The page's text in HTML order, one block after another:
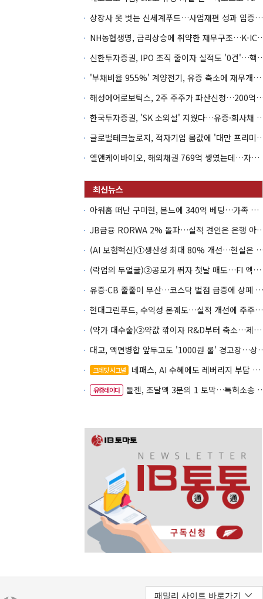
상장사 옷 벗는 신세계푸드…사업재편 성과 입증할까
NH농협생명, 금리상승에 취
신한투자증권, IPO 조직 줄
'부채비율 955%' 계양전기, 유증 축소에 재무개선 효과 '뚝'
해성에어로보틱스, 2주 주주가 파산
한국투자증권, 'SK 소외설' 지웠
글로벌테크놀로지, 적자기업 몸값
엘앤케이바이오, 해외채권 769억 쌓였는데…자회사 4곳 자본잠식
아워홈 떠난 구미현, 본느에 340억 베팅…가족 지배체제 구축
JB금융 RORWA 2% 돌파…실
(AI 보험혁신)①생산성 최대 80%
(락업의 두얼굴)②공모가 뛰자 첫날 매도…FI 엑시트 전략 갈렸다
유증·CB 줄줄이 무산…코스닥 벌점 급증에 상폐 압박
현대그린푸드, 수익성 본궤도…실적 개선에 주주환원까지
(약가 대수술)②약값 깎이자 R&D부터 축소…제약업계 비상경영 돌입
대교, 액면병합 앞두고
크레딧 시그널 네패스, AI 수혜에도 레버리지 부담 여전
유증레이다 툴젠, 조달액 3분의 1 토막…특허소송 비용부터 챙긴다